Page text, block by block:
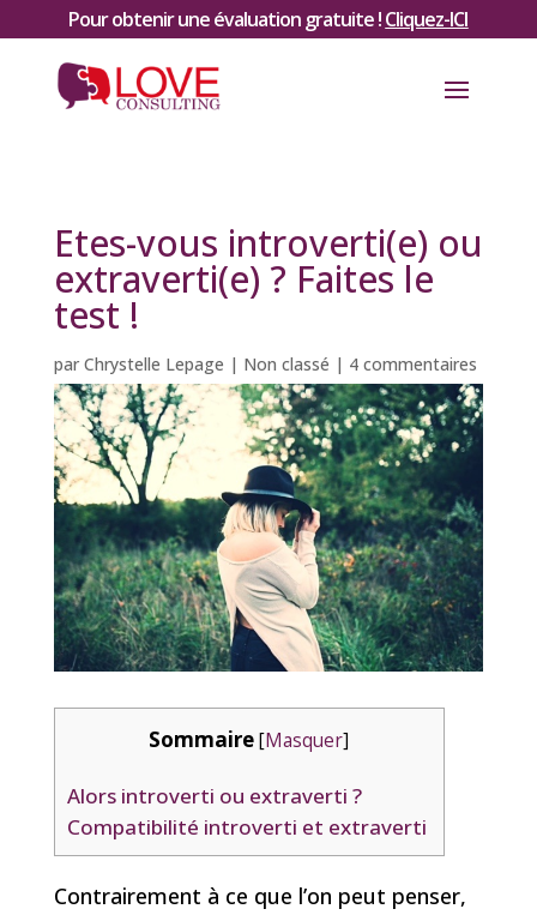
Pour obtenir une évaluation gratuite !Cliquez-ICI
Etes-vous introverti(e) ou
extraverti(e) ? Faites le
test !
par Chrystelle Lepage | Non classé | 4 commentaires
Sommaire [Masquer]
Alors introverti ou extraverti ?
Compatibilité introverti et extraverti
Contrairement à ce que l’on peut penser,